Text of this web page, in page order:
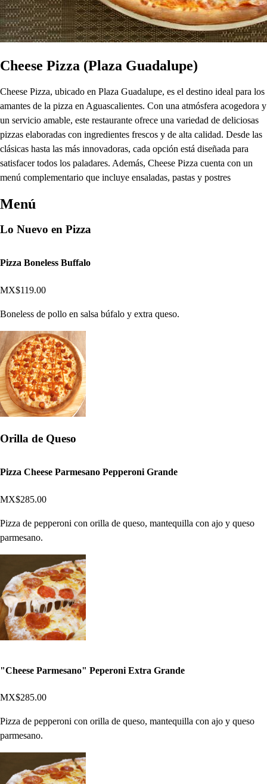
Cheese Pizza (Plaza Guadalupe)
Cheese Pizza, ubicado en Plaza Guadalupe, es el destino ideal para los
amantes de la pizza en Aguascalientes. Con una atmósfera acogedora y
un servicio amable, este restaurante ofrece una variedad de deliciosas
pizzas elaboradas con ingredientes frescos y de alta calidad. Desde las
clásicas hasta las más innovadoras, cada opción está diseñada para
satisfacer todos los paladares. Además, Cheese Pizza cuenta con un
menú complementario que incluye ensaladas, pastas y postres
Menú
Lo Nuevo en Pizza
Pizza Boneless Buffalo
MX$119.00
Boneless de pollo en salsa búfalo y extra queso.
Orilla de Queso
Pizza Cheese Parmesano Pepperoni Grande
MX$285.00
Pizza de pepperoni con orilla de queso, mantequilla con ajo y queso
parmesano.
"Cheese Parmesano" Peperoni Extra Grande
MX$285.00
Pizza de pepperoni con orilla de queso, mantequilla con ajo y queso
parmesano.